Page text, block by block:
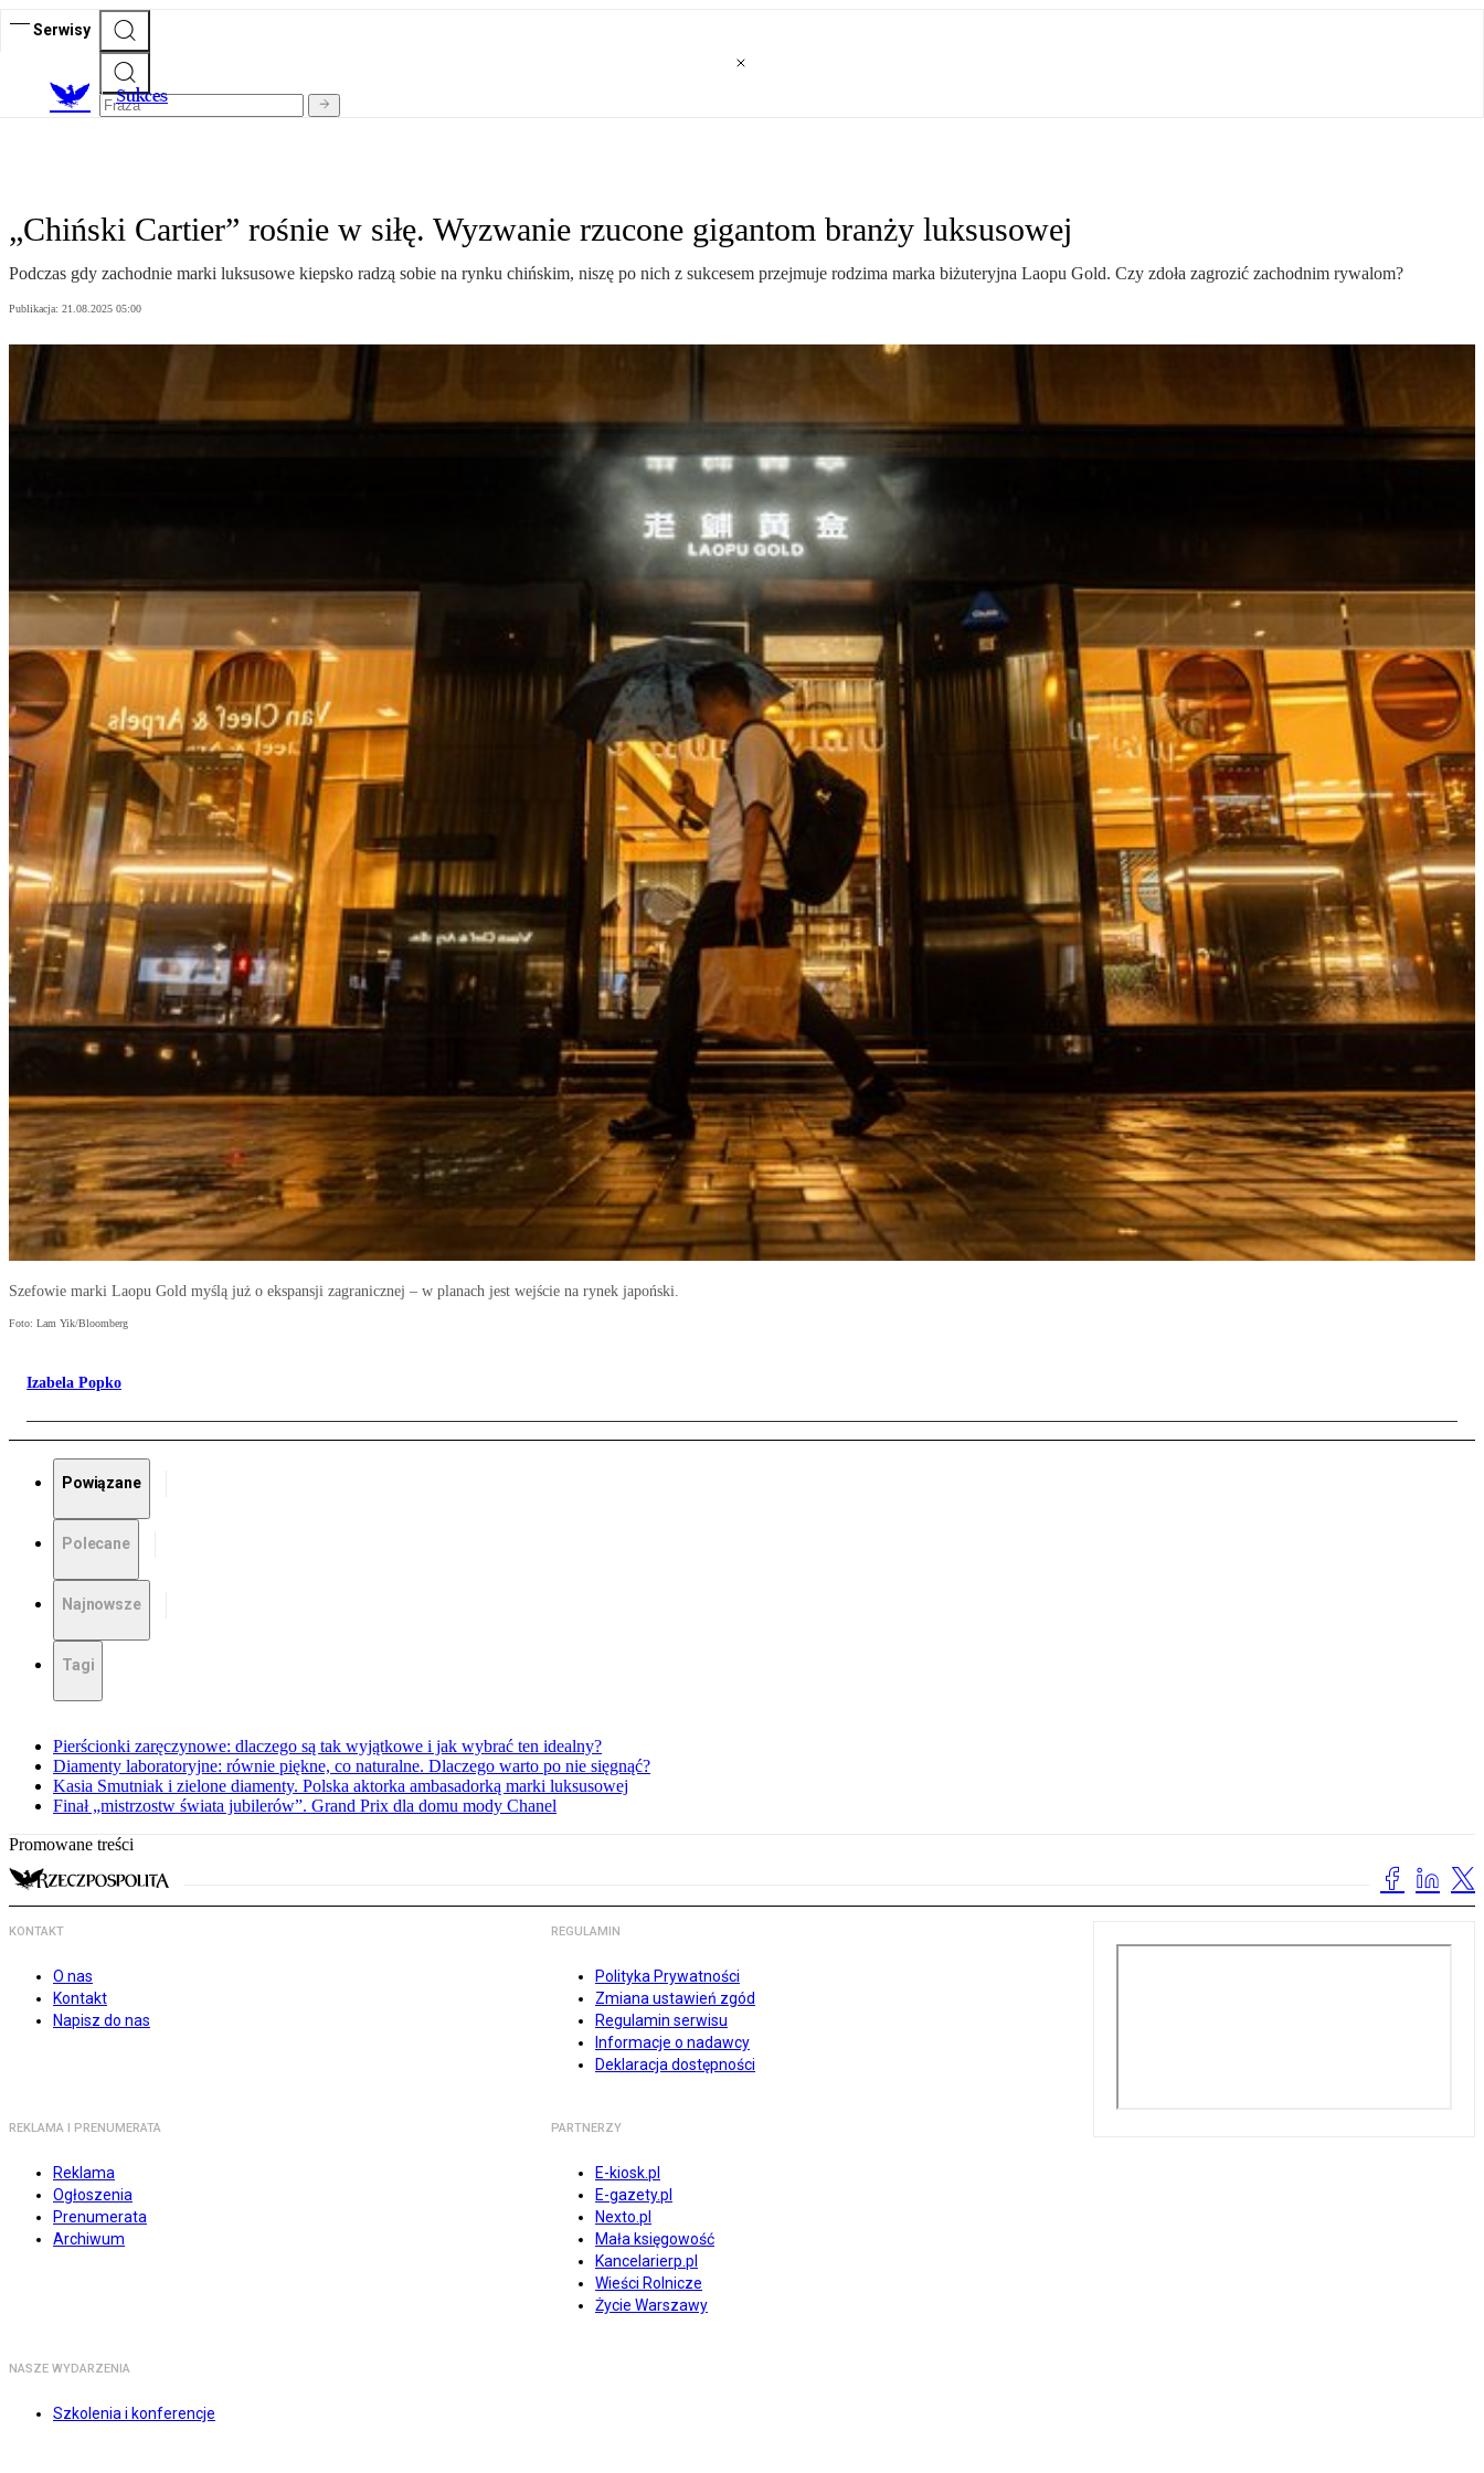
Serwisy
Sukces
„Chiński Cartier” rośnie w siłę. Wyzwanie rzucone gigantom branży luksusowej
Podczas gdy zachodnie marki luksusowe kiepsko radzą sobie na rynku chińskim, niszę po nich z sukcesem przejmuje rodzima marka biżuteryjna Laopu Gold. Czy zdoła zagrozić zachodnim rywalom?
Publikacja: 21.08.2025 05:00
Szefowie marki Laopu Gold myślą już o ekspansji zagranicznej – w planach jest wejście na rynek japoński.
Foto: Lam Yik/Bloomberg
Izabela Popko
Powiązane
Polecane
Najnowsze
Tagi
Pierścionki zaręczynowe: dlaczego są tak wyjątkowe i jak wybrać ten idealny?
Diamenty laboratoryjne: równie piękne, co naturalne. Dlaczego warto po nie sięgnąć?
Kasia Smutniak i zielone diamenty. Polska aktorka ambasadorką marki luksusowej
Finał „mistrzostw świata jubilerów”. Grand Prix dla domu mody Chanel
Promowane treści
KONTAKT
O nas
Kontakt
Napisz do nas
REGULAMIN
Polityka Prywatności
Zmiana ustawień zgód
Regulamin serwisu
Informacje o nadawcy
Deklaracja dostępności
REKLAMA I PRENUMERATA
Reklama
Ogłoszenia
Prenumerata
Archiwum
PARTNERZY
E-kiosk.pl
E-gazety.pl
Nexto.pl
Mała księgowość
Kancelarierp.pl
Wieści Rolnicze
Życie Warszawy
NASZE WYDARZENIA
Szkolenia i konferencje